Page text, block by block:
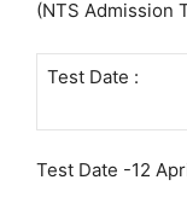
(NTS Admission
Test Date :
Test Date -12